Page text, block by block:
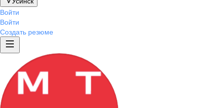
Войти
Войти
Создать резюме